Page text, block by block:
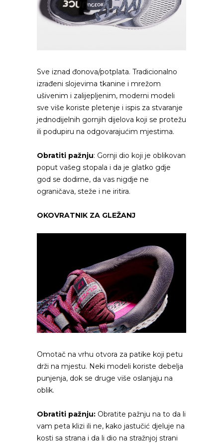
Sve iznad đonova/potplata. Tradicionalno
izrađeni slojevima tkanine i mrežom
ušivenim i zalijepljenim, moderni modeli
sve više koriste pletenje i ispis za stvaranje
jednodijelnih gornjih dijelova koji se protežu
ili podupiru na odgovarajućim mjestima.
Obratiti pažnju: Gornji dio koji je oblikovan
poput vašeg stopala i da je glatko gdje
god se dodirne, da vas nigdje ne
ograničava, steže i ne iritira.
OKOVRATNIK ZA GLEŽANJ
Omotač na vrhu otvora za patike koji petu
drži na mjestu. Neki modeli koriste debelja
punjenja, dok se druge više oslanjaju na
oblik.
Obratiti pažnju: Obratite pažnju na to da li
vam peta klizi ili ne, kako jastučić djeluje na
kosti sa strana i da li dio na stražnjoj strani